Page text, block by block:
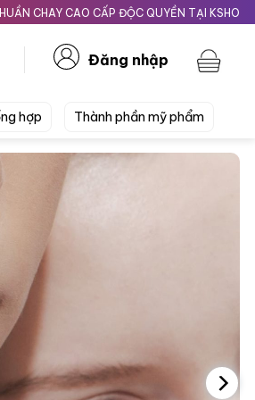
CẤP ĐỘC QUYỀN TẠI KSHOPBEAUTY.VN
Đăng nhập
hợp Thành phần mỹ phẩm